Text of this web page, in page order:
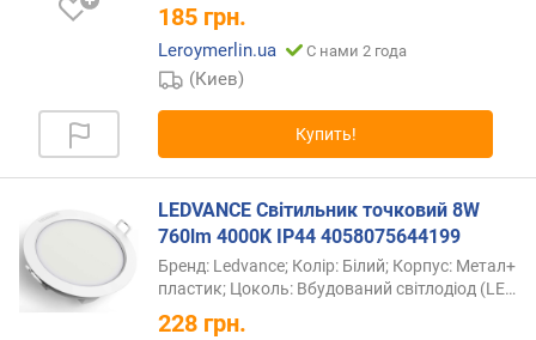
185 грн.
Leroymerlin.ua С нами 2 года
(Киев)
Купить!
LEDVANCE Світильник точковий 8W
760lm 4000K IP44 4058075644199
Бренд: Ledvance; Колір: Білий; Корпус: Метал+
пластик; Цоколь: Вбудований світлодіод (LE…
228 грн.